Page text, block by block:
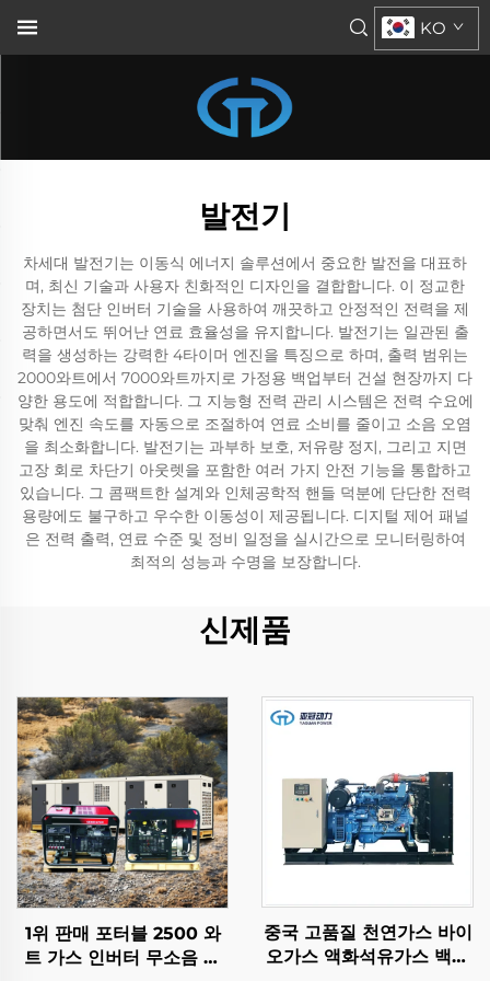
KO
발전기
차세대 발전기는 이동식 에너지 솔루션에서 중요한 발전을 대표하
며, 최신 기술과 사용자 친화적인 디자인을 결합합니다. 이 정교한
장치는 첨단 인버터 기술을 사용하여 깨끗하고 안정적인 전력을 제
공하면서도 뛰어난 연료 효율성을 유지합니다. 발전기는 일관된 출
력을 생성하는 강력한 4타이머 엔진을 특징으로 하며, 출력 범위는
2000와트에서 7000와트까지로 가정용 백업부터 건설 현장까지 다
양한 용도에 적합합니다. 그 지능형 전력 관리 시스템은 전력 수요에
맞춰 엔진 속도를 자동으로 조절하여 연료 소비를 줄이고 소음 오염
을 최소화합니다. 발전기는 과부하 보호, 저유량 정지, 그리고 지면
고장 회로 차단기 아웃렛을 포함한 여러 가지 안전 기능을 통합하고
있습니다. 그 콤팩트한 설계와 인체공학적 핸들 덕분에 단단한 전력
용량에도 불구하고 우수한 이동성이 제공됩니다. 디지털 제어 패널
은 전력 출력, 연료 수준 및 정비 일정을 실시간으로 모니터링하여
최적의 성능과 수명을 보장합니다.
신제품
1위 판매 포터블 2500 와
트 가스 인버터 무소음 전
중국 고품질 천연가스 바이
오가스 액화석유가스 백업